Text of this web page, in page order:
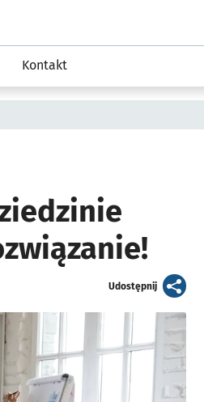
SmartCity
Kontakt
Udostępnijartykuł